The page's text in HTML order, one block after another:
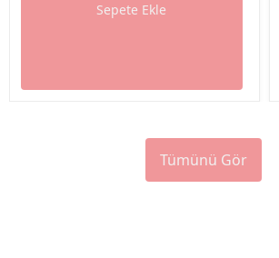
Sepete Ekle
Tümünü Gör